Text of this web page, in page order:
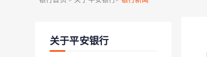
关于进一步加强代理贵金属业务风险防范的提示
关于平安银行电子版信用卡更名为平安银行数字信用卡的公告
关于平安银行